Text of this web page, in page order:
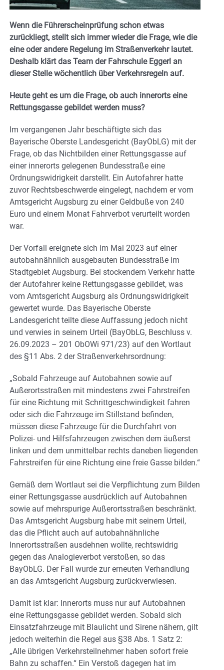
Wenn die Führerscheinprüfung schon etwas
zurückliegt, stellt sich immer wieder die Frage, wie die
eine oder andere Regelung im Straßenverkehr lautet.
Deshalb klärt das Team der Fahrschule Eggerl an
dieser Stelle wöchentlich über Verkehrsregeln auf.
Heute geht es um die Frage, ob auch innerorts eine
Rettungsgasse gebildet werden muss?
Im vergangenen Jahr beschäftigte sich das
Bayerische Oberste Landesgericht (BayObLG) mit der
Frage, ob das Nichtbilden einer Rettungsgasse auf
einer innerorts gelegenen Bundesstraße eine
Ordnungswidrigkeit darstellt. Ein Autofahrer hatte
zuvor Rechtsbeschwerde eingelegt, nachdem er vom
Amtsgericht Augsburg zu einer Geldbuße von 240
Euro und einem Monat Fahrverbot verurteilt worden
war.
Der Vorfall ereignete sich im Mai 2023 auf einer
autobahnähnlich ausgebauten Bundesstraße im
Stadtgebiet Augsburg. Bei stockendem Verkehr hatte
der Autofahrer keine Rettungsgasse gebildet, was
vom Amtsgericht Augsburg als Ordnungswidrigkeit
gewertet wurde. Das Bayerische Oberste
Landesgericht teilte diese Auffassung jedoch nicht
und verwies in seinem Urteil (BayObLG, Beschluss v.
26.09.2023 – 201 ObOWi 971/23) auf den Wortlaut
des §11 Abs. 2 der Straßenverkehrsordnung:
„Sobald Fahrzeuge auf Autobahnen sowie auf
Außerortsstraßen mit mindestens zwei Fahrstreifen
für eine Richtung mit Schrittgeschwindigkeit fahren
oder sich die Fahrzeuge im Stillstand befinden,
müssen diese Fahrzeuge für die Durchfahrt von
Polizei- und Hilfsfahrzeugen zwischen dem äußerst
linken und dem unmittelbar rechts daneben liegenden
Fahrstreifen für eine Richtung eine freie Gasse bilden.“
Gemäß dem Wortlaut sei die Verpflichtung zum Bilden
einer Rettungsgasse ausdrücklich auf Autobahnen
sowie auf mehrspurige Außerortsstraßen beschränkt.
Das Amtsgericht Augsburg habe mit seinem Urteil,
das die Pflicht auch auf autobahnähnliche
Innerortsstraßen ausdehnen wollte, rechtswidrig
gegen das Analogieverbot verstoßen, so das
BayObLG. Der Fall wurde zur erneuten Verhandlung
an das Amtsgericht Augsburg zurückverwiesen.
Damit ist klar: Innerorts muss nur auf Autobahnen
eine Rettungsgasse gebildet werden. Sobald sich
Einsatzfahrzeuge mit Blaulicht und Sirene nähern, gilt
jedoch weiterhin die Regel aus §38 Abs. 1 Satz 2:
„Alle übrigen Verkehrsteilnehmer haben sofort freie
Bahn zu schaffen.“ Ein Verstoß dagegen hat im